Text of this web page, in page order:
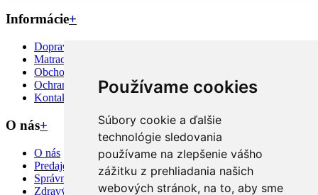
Používame cookies
Súbory cookie a ďalšie
technológie sledovania
používame na zlepšenie vášho
zážitku z prehliadania našich
webových stránok, na to, aby sme
Informácie+
Doprava priamo k Vám
Matrac na mieru?
Obchodné podmienky
Ochrana osobných údajov
Kontakt
O nás+
O nás
Predajcovia
Správny výber
Zdravý spánok